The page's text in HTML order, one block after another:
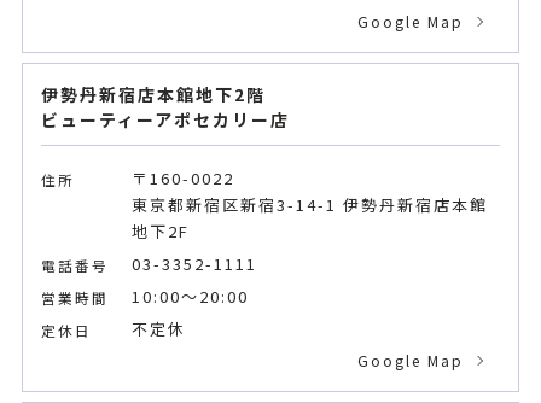
Google Map
伊勢丹新宿店本館地下2階
ビューティーアポセカリー店
住所
〒160-0022
東京都新宿区新宿3-14-1 伊勢丹新宿店本館
地下2F
電話番号 03-3352-1111
営業時間 10:00～20:00
定休日 不定休
Google Map